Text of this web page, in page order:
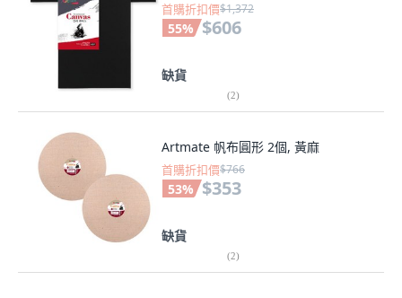
首購折扣價$1,372
55% $606
缺貨
(2)
Artmate 帆布圓形 2個, 黃麻
首購折扣價$766
53% $353
缺貨
(2)